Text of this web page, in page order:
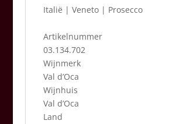
Italië | Veneto | Prosecco
Artikelnummer
03.134.702
Wijnmerk
Val d’Oca
Wijnhuis
Val d’Oca
Land